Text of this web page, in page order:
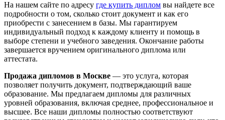
На нашем сайте по адресу где купить диплом вы найдете все
подробности о том, сколько стоит документ и как его
приобрести с занесением в базы. Мы гарантируем
индивидуальный подход к каждому клиенту и помощь в
выборе степени и учебного заведения. Окончание работы
завершается вручением оригинального диплома или
аттестата.
Продажа дипломов в Москве — это услуга, которая
позволяет получить документ, подтверждающий ваше
образование. Мы предлагаем дипломы для различных
уровней образования, включая среднее, профессиональное и
высшее. Все наши дипломы полностью соответствуют